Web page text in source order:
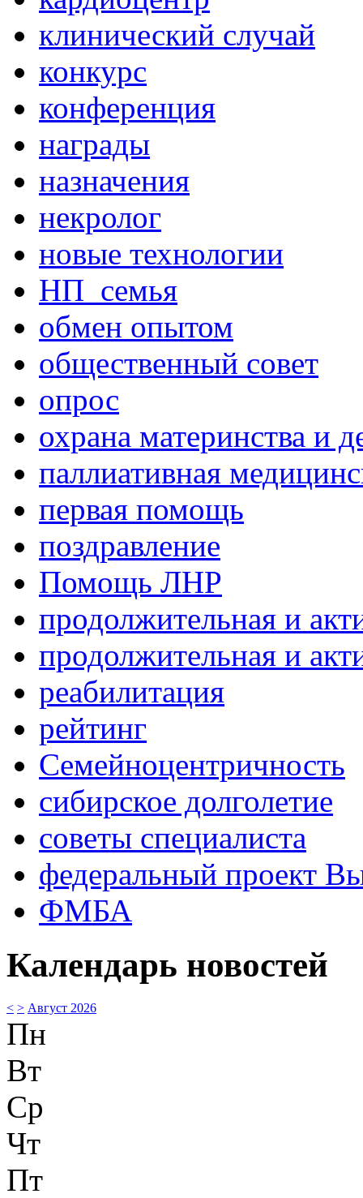
клинический случай
конкурс
конференция
награды
назначения
некролог
новые технологии
НП_семья
обмен опытом
общественный совет
опрос
охрана материнства и
паллиативная
первая помощь
поздравление
Помощь ЛНР
продолжительная и
продолжительная и
реабилитация
рейтинг
Семейноцентричность
сибирское долголетие
советы специалиста
федеральный проект
ФМБА
Календарь новостей
< > Август 2026
Пн
Вт
Ср
Чт
Пт